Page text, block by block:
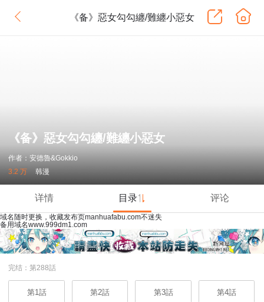
《备》惡女勾勾纏/難纏小惡女
《备》惡女勾勾纏/難纏小惡女
作者：安德魯&Gokkio
3.2 万
韩漫
详情 目录 评论
域名随时更换，收藏发布页manhuafabu.com不迷失
备用域名www.999dm1.com
完结：第288話
第1話 第2話 第3話 第4話